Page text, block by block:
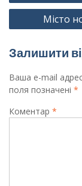
Місто
Залишити
Ваша e-mail
поля позначені *
Коментар *